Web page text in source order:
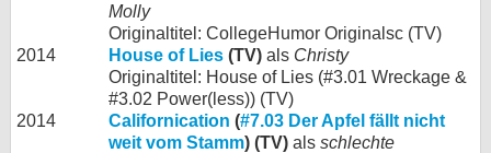
Molly
Originaltitel: CollegeHumor Originalsc (TV)
2014
House of Lies (TV) als Christy
Originaltitel: House of Lies (#3.01 Wreckage &
#3.02 Power(less)) (TV)
2014
Californication (#7.03 Der Apfel fällt nicht
weit vom Stamm) (TV) als schlechte